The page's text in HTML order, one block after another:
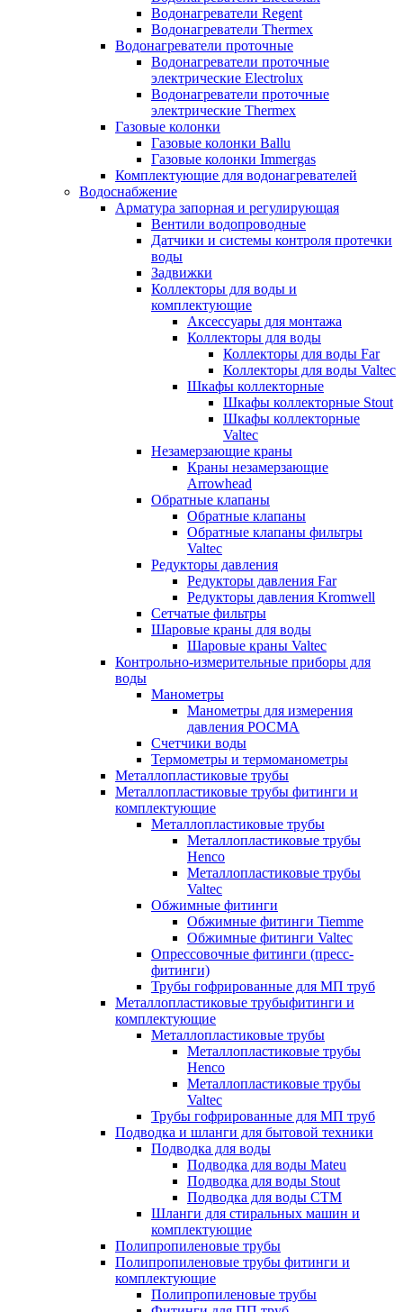
Водонагреватели Regent
Водонагреватели Thermex
Водонагреватели проточные
Водонагреватели проточные
электрические Electrolux
Водонагреватели проточные
электрические Thermex
Газовые колонки
Газовые колонки Ballu
Газовые колонки Immergas
Комплектующие для водонагревателей
Водоснабжение
Арматура запорная и регулирующая
Вентили водопроводные
Датчики и системы контроля протечки
воды
Задвижки
Коллекторы для воды и
комплектующие
Аксессуары для монтажа
Коллекторы для воды
Коллекторы для воды Far
Коллекторы для воды Valtec
Шкафы коллекторные
Шкафы коллекторные Stout
Шкафы коллекторные
Valtec
Незамерзающие краны
Краны незамерзающие
Arrowhead
Обратные клапаны
Обратные клапаны
Обратные клапаны фильтры
Valtec
Редукторы давления
Редукторы давления Far
Редукторы давления Kromwell
Сетчатые фильтры
Шаровые краны для воды
Шаровые краны Valtec
Контрольно-измерительные приборы для
воды
Манометры
Манометры для измерения
давления РОСМА
Счетчики воды
Термометры и термоманометры
Металлопластиковые трубы
Металлопластиковые трубы фитинги и
комплектующие
Металлопластиковые трубы
Металлопластиковые трубы
Henco
Металлопластиковые трубы
Valtec
Обжимные фитинги
Обжимные фитинги Tiemme
Обжимные фитинги Valtec
Опрессовочные фитинги (пресс-
фитинги)
Трубы гофрированные для МП труб
Металлопластиковые трубыфитинги и
комплектующие
Металлопластиковые трубы
Металлопластиковые трубы
Henco
Металлопластиковые трубы
Valtec
Трубы гофрированные для МП труб
Подводка и шланги для бытовой техники
Подводка для воды
Подводка для воды Mateu
Подводка для воды Stout
Подводка для воды СТМ
Шланги для стиральных машин и
комплектующие
Полипропиленовые трубы
Полипропиленовые трубы фитинги и
комплектующие
Полипропиленовые трубы